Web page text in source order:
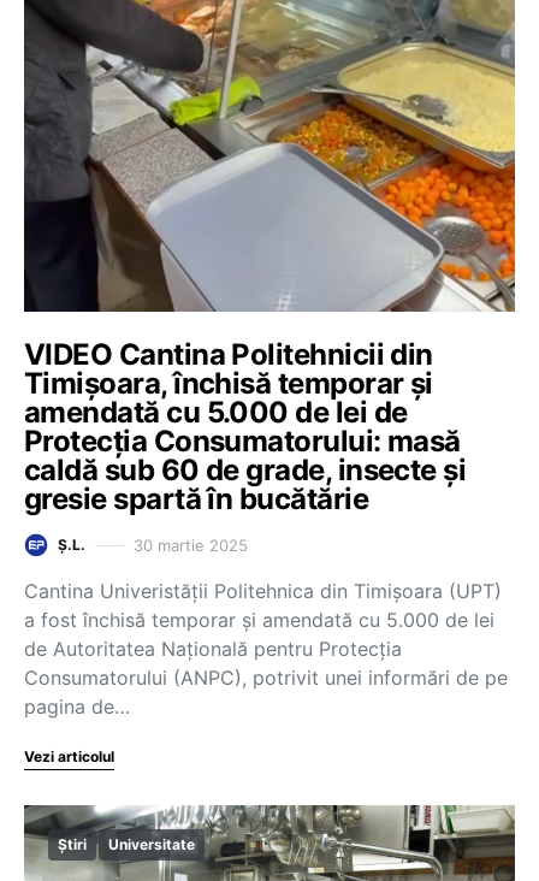
VIDEO Cantina Politehnicii din
Timișoara, închisă temporar și
amendată cu 5.000 de lei de
Protecția Consumatorului: masă
caldă sub 60 de grade, insecte și
gresie spartă în bucătărie
Ș.L. 30 martie 2025
Cantina Univeristății Politehnica din Timișoara (UPT)
a fost închisă temporar și amendată cu 5.000 de lei
de Autoritatea Națională pentru Protecția
Consumatorului (ANPC), potrivit unei informări de pe
pagina de…
Vezi articolul
Știri Universitate